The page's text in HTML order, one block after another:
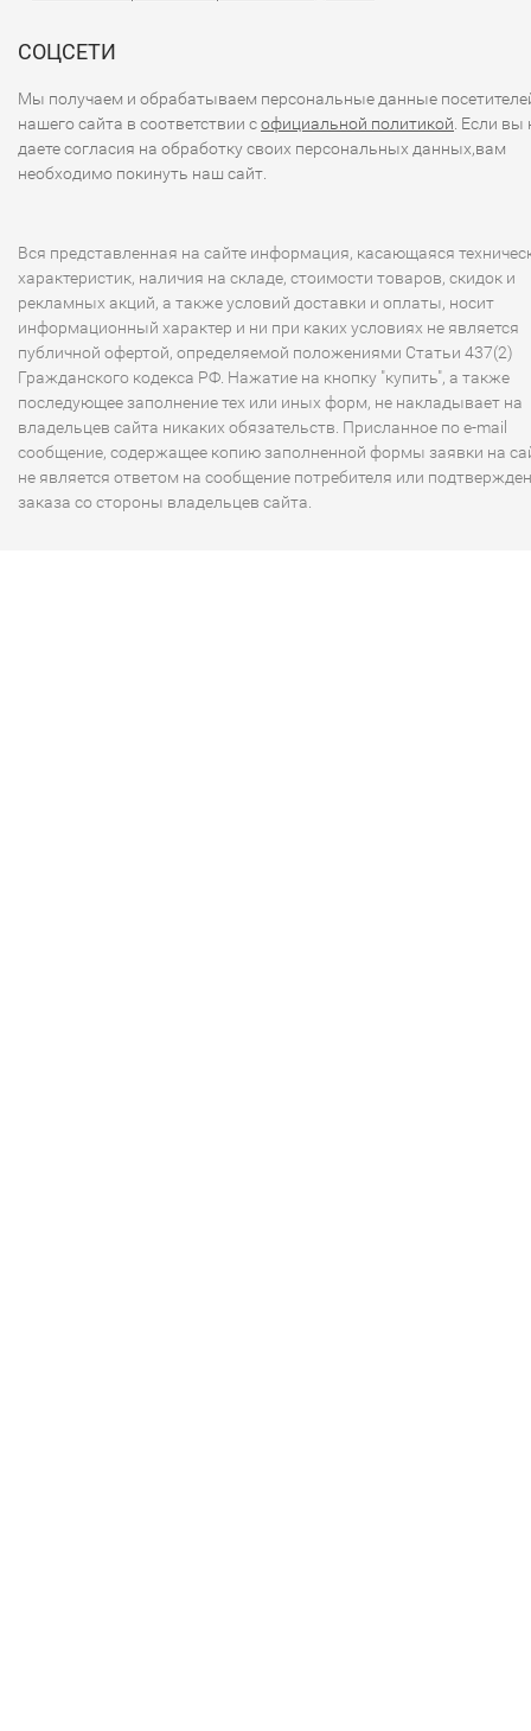
СОЦСЕТИ
Мы получаем и обрабатываем персональные данные
нашего сайта в соответствии софициальной политикой . Если вы
даете согласия на обработку своих персональных данных,вам
необходимо покинуть наш сайт.
Вся представленная на сайте информация, касающаяся
характеристик, наличия на складе, стоимости товаров, скидок и
рекламных акций, а также условий доставки и оплаты, носит
информационный характер и ни при каких условиях не является
публичной офертой, определяемой положениями Статьи 437(2)
Гражданского кодекса РФ. Нажатие на кнопку "купить", а также
последующее заполнение тех или иных форм, не накладывает на
владельцев сайта никаких обязательств. Присланное по e-mail
сообщение, содержащее копию заполненной формы заявки на
не является ответом на сообщение потребителя или
заказа со стороны владельцев сайта.